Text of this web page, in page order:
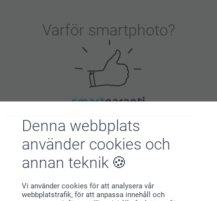
Denna webbplats
använder cookies och
annan teknik
Vi använder cookies för att analysera vår
webbplatstrafik, för att anpassa innehåll och
Varför smartphoto?
Nöjd kundgaranti